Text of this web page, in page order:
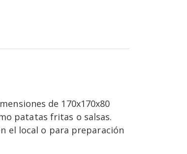
de 170x170x80
patatas fritas o salsas.
el local o para preparación